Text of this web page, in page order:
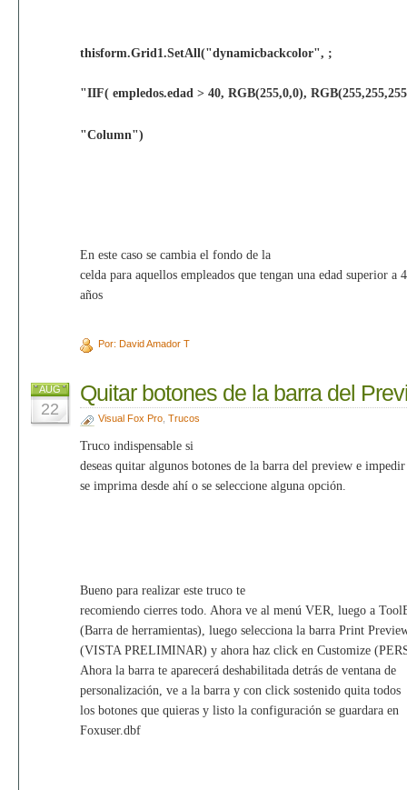
thisform.Grid1.SetAll("dynamicbackcolor", ;
"IIF( empledos.edad > 40, RGB(255,0,0),
"Column")
En este caso se cambia el fondo de la
celda para aquellos empleados que tengan una edad superior a
años
Por: David Amador T
AUG
22
Quitar botones de la barra del
Visual Fox Pro, Trucos
Truco indispensable si
deseas quitar algunos botones de la barra del preview e impedir
se imprima desde ahí o se seleccione alguna opción.
Bueno para realizar este truco te
recomiendo cierres todo. Ahora ve al menú VER, luego a
(Barra de herramientas), luego selecciona la barra Print
(VISTA PRELIMINAR) y ahora haz click en Customize
Ahora la barra te aparecerá deshabilitada detrás de ventana de
personalización, ve a la barra y con click sostenido quita todos
los botones que quieras y listo la configuración se guardara en
Foxuser.dbf